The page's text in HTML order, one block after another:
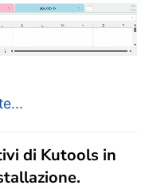
di Kutools in